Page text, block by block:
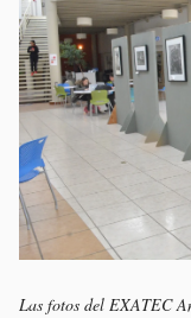
Las fotos del EXATEC